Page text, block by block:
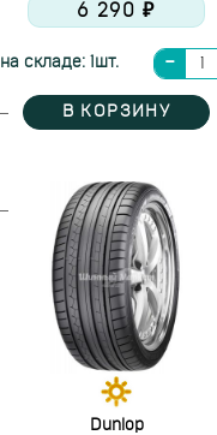
6 290 ₽
на складе: 1шт.
В КОРЗИНУ
Dunlop